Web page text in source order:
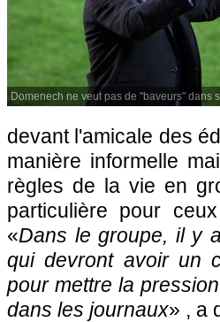
Domenech ne veut pas de "baveurs" dans
devant l'amicale des
manière informelle
règles de la vie en
particulière pour
«Dans le groupe, il y
qui devront avoir un
pour mettre la
dans les journaux» , a